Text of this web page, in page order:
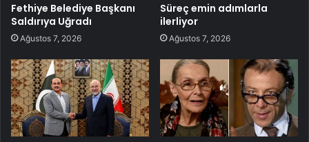
Fethiye Belediye Başkanı
Saldırıya Uğradı
Ağustos 7, 2026
Süreç emin adımlarla
ilerliyor
Ağustos 7, 2026